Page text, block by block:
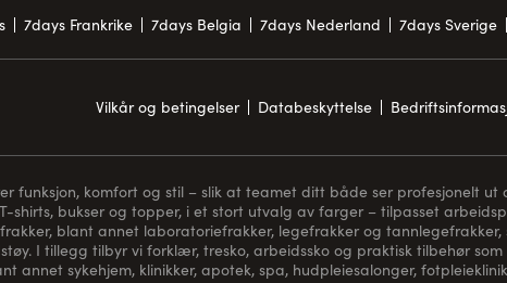
7days Frankrike 7days Belgia 7days Nederland 7days Sverige
Vilkår og betingelser Databeskyttelse
funksjon, komfort og stil – slik at teamet ditt både ser profesjonelt
shirts, bukser og topper, i et stort utvalg av farger – tilpasset
blant annet laboratoriefrakker, legefrakker og
I tillegg tilbyr vi forklær, tresko, arbeidssko og praktisk tilbehør som
annet sykehjem, klinikker, apotek, spa, hudpleiesalonger,